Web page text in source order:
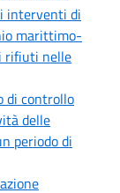
interventi di
marittimo-
rifiuti nelle
di controllo
delle
periodo di